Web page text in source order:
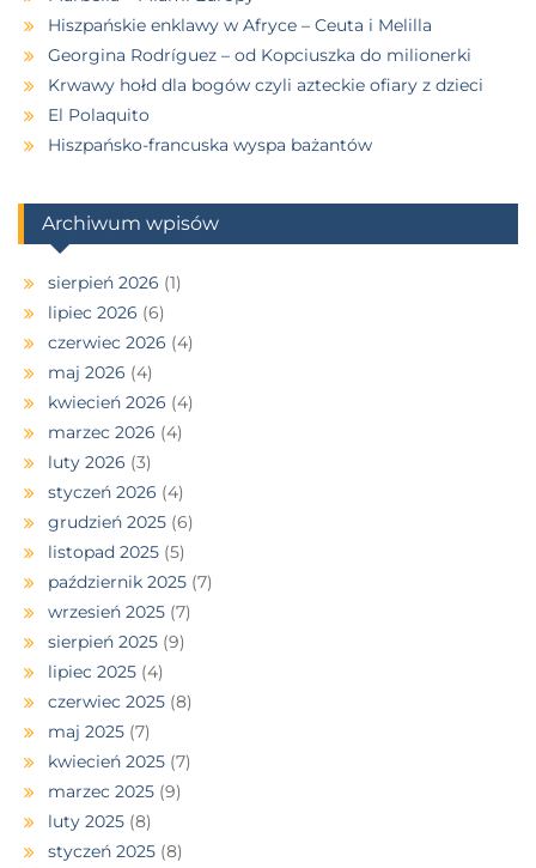
Hiszpańskie enklawy w Afryce – Ceuta i Melilla
Georgina Rodríguez – od Kopciuszka do milionerki
Krwawy hołd dla bogów czyli azteckie ofiary z dzieci
El Polaquito
Hiszpańsko-francuska wyspa bażantów
Archiwum wpisów
sierpień 2026 (1)
lipiec 2026 (6)
czerwiec 2026 (4)
maj 2026 (4)
kwiecień 2026 (4)
marzec 2026 (4)
luty 2026 (3)
styczeń 2026 (4)
grudzień 2025 (6)
listopad 2025 (5)
październik 2025 (7)
wrzesień 2025 (7)
sierpień 2025 (9)
lipiec 2025 (4)
czerwiec 2025 (8)
maj 2025 (7)
kwiecień 2025 (7)
marzec 2025 (9)
luty 2025 (8)
styczeń 2025 (8)